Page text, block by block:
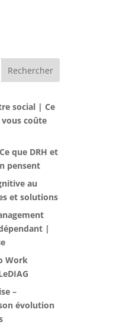
Rechercher
social | Ce
vous coûte
que DRH et
pensent
au
et solutions
|
Work
–
évolution